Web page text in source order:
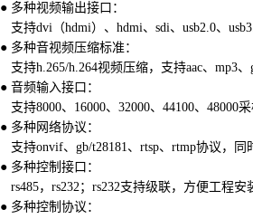
● 多种视频输出接口：
支持dvi（hdmi）、hdmi、sdi、usb2.0、
● 多种音视频压缩标准：
支持h.265/h.264视频压缩，支持aac、mp3
● 音频输入接口：
支持8000、16000、32000、44100、48000
● 多种网络协议：
支持onvif、gb/t28181、rtsp、rtmp协议，
● 多种控制接口：
rs485，rs232；rs232支持级联，方便工程安
● 多种控制协议：